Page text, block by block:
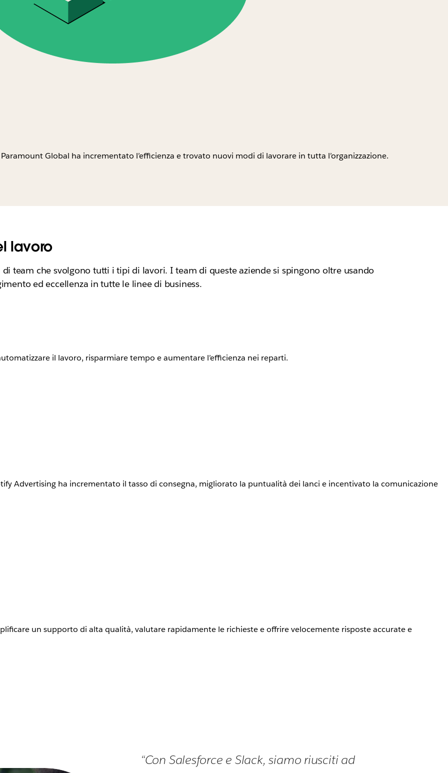
Global ha incrementato l’efficienza e trovato nuovi modi di lavorare in tutta l’organizzazione.
lavoro
team che svolgono tutti i tipi di lavori. I team di queste aziende si spingono oltre usando
ed eccellenza in tutte le linee di business.
il lavoro, risparmiare tempo e aumentare l’efficienza nei reparti.
Advertising ha incrementato il tasso di consegna, migliorato la puntualità dei lanci e incentivato la comunicazione
un supporto di alta qualità, valutare rapidamente le richieste e offrire velocemente risposte accurate e
“Con Salesforce e Slack, siamo riusciti ad